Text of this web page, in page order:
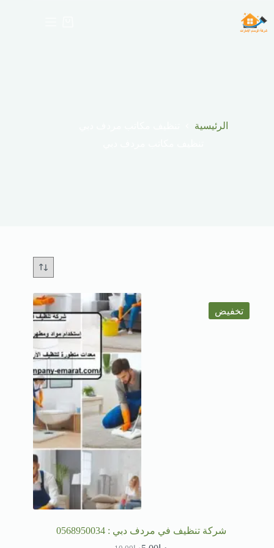
إلى
المحتوى
الرئيسية
تخفيض
شركة تنظيف في مردف دبي : 0568950034